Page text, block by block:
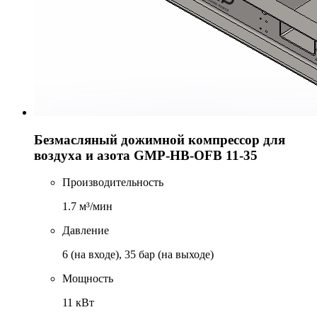
Безмасляный дожимной компрессор для
воздуха и азота GMP-HB-OFB 11-35
Производительность
1.7 м³/мин
Давление
6 (на входе), 35 бар (на выходе)
Мощность
11 кВт